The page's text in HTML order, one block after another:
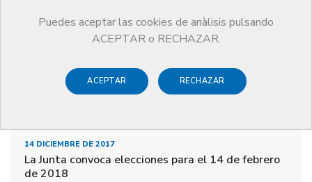
Puedes aceptar las cookies de anàlisis pulsando
ACEPTAR o RECHAZAR.
ACEPTAR RECHAZAR
Noticias any
14 DICIEMBRE DE 2017
La Junta convoca elecciones para el 14 de febrero
de 2018